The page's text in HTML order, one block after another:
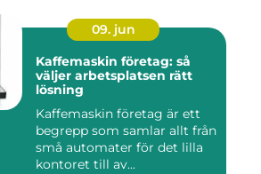
09. jun
Kaffemaskin företag: så
väljer arbetsplatsen rätt
lösning
Kaffemaskin företag är ett
begrepp som samlar allt från
små automater för det lilla
kontoret till av...